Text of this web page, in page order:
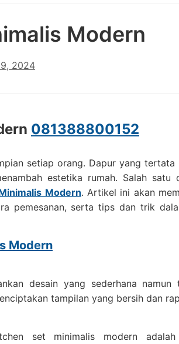
Modern
2024
081388800152
setiap orang. Dapur yang
estetika rumah. Salah satu
Modern. Artikel ini akan
pemesanan, serta tips dan trik
Modern
desain yang sederhana
tampilan yang bersih dan
set minimalis modern adalah